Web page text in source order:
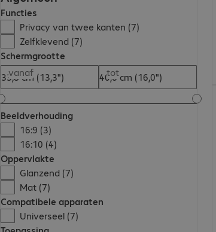
Functies
Privacy van twee kanten (7)
Zelfklevend (7)
Schermgrootte
vanaf
tot
Beeldverhouding
16:9 (3)
16:10 (4)
Oppervlakte
Glanzend (7)
Mat (7)
Compatibele apparaten
Universeel (7)